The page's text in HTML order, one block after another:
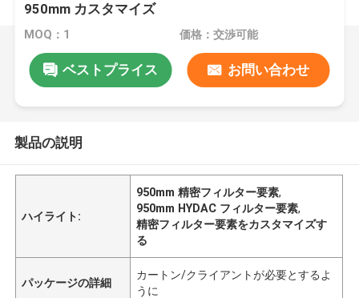
950mm カスタマイズ
MOQ：1 価格：交渉可能
ベストプライス お問い合わせ
製品の説明
ハイライト:
950mm 精密フィルター要素,
950mm HYDAC フィルター要素,
精密フィルター要素をカスタマイズす
る
パッケージの詳細
カートン/クライアントが必要とするよ
うに